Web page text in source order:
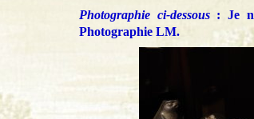
Photographie ci-dessous: Je
Photographie LM.